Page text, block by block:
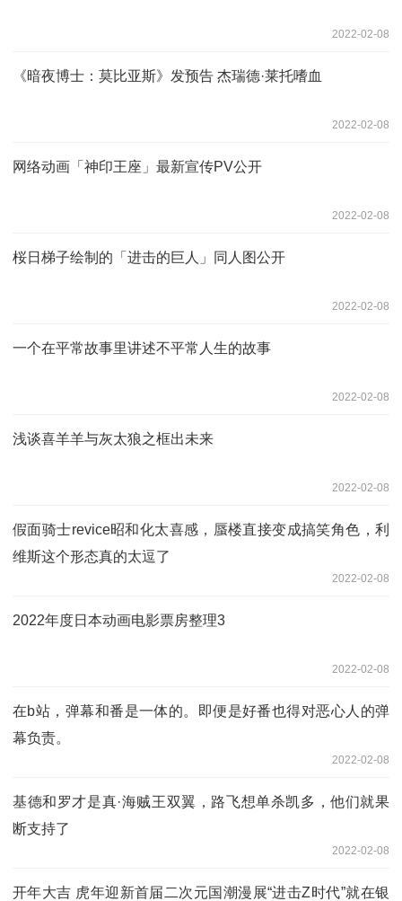
2022-02-08
《暗夜博士：莫比亚斯》发预告 杰瑞德·莱托嗜血
2022-02-08
网络动画「神印王座」最新宣传PV公开
2022-02-08
桜日梯子绘制的「进击的巨人」同人图公开
2022-02-08
一个在平常故事里讲述不平常人生的故事
2022-02-08
浅谈喜羊羊与灰太狼之框出未来
2022-02-08
假面骑士revice昭和化太喜感，蜃楼直接变成搞笑角色，利
维斯这个形态真的太逗了
2022-02-08
2022年度日本动画电影票房整理3
2022-02-08
在b站，弹幕和番是一体的。即便是好番也得对恶心人的弹
幕负责。
2022-02-08
基德和罗才是真·海贼王双翼，路飞想单杀凯多，他们就果
断支持了
2022-02-08
开年大吉 虎年迎新首届二次元国潮漫展“进击Z时代”就在银